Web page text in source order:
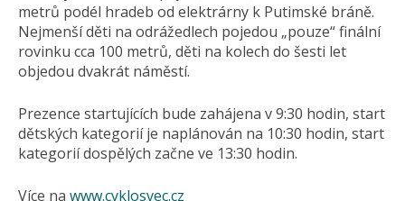
metrů podél hradeb od elektrárny k Putimské bráně.
Nejmenší děti na odrážedlech pojedou „pouze“ finální
rovinku cca 100 metrů, děti na kolech do šesti let
objedou dvakrát náměstí.
Prezence startujících bude zahájena v 9:30 hodin, start
dětských kategorií je naplánován na 10:30 hodin, start
kategorií dospělých začne ve 13:30 hodin.
Více na www.cyklosvec.cz